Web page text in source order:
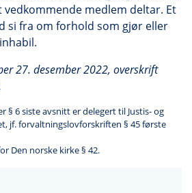
vedkommende medlem deltar. Et
si fra om forhold som gjør eller
27. desember 2022, overskrift
§ 6 siste avsnitt er delegert til Justis- og
jf. forvaltningslovforskriften § 45 første
Den norske kirke § 42.